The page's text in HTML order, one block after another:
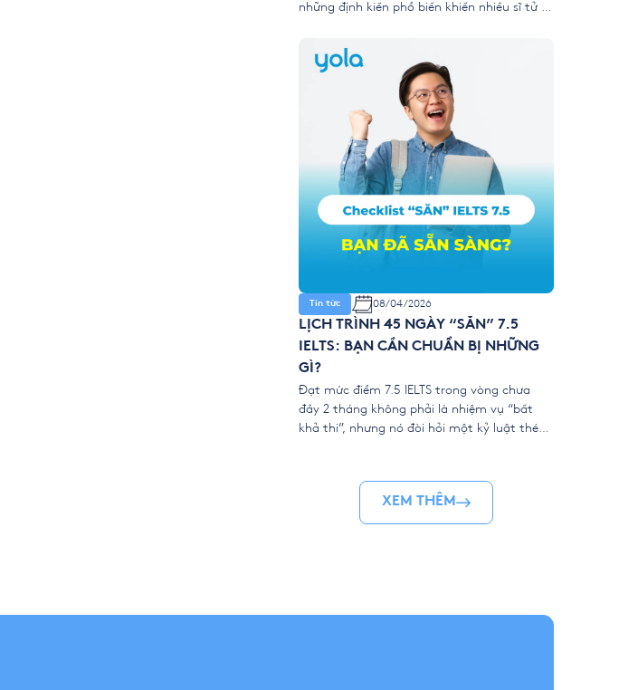
những định kiến phổ biến khiến nhiều sĩ tử e
và du học năm 2026 ngày […]
Tin tức 08/04/2026
LỊCH TRÌNH 45 NGÀY “SĂN” 7.5
IELTS: BẠN CẦN CHUẨN BỊ NHỮNG
GÌ?
Đạt mức điểm 7.5 IELTS trong vòng chưa
đầy 2 tháng không phải là nhiệm vụ “bất
khả thi”, nhưng nó đòi hỏi một kỷ luật thép
YOLA là một cuộc đua marathon rút ngắn.
Để “về đích” […]XEM THÊM